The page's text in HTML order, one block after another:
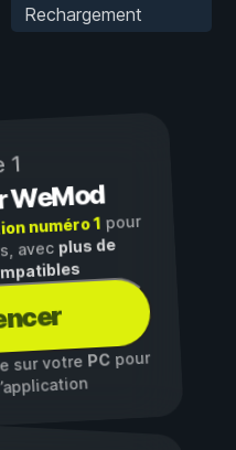
Rechargement
1
WeMod
numéro 1pour
avec plus de
sur votre PCpour